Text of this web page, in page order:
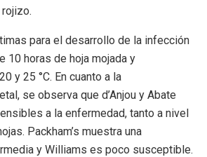
para el desarrollo de la infección
10 horas de hoja mojada y
y 25 °C. En cuanto a la
se observa que d’Anjou y Abate
a la enfermedad, tanto a nivel
Packham’s muestra una
y Williams es poco susceptible.